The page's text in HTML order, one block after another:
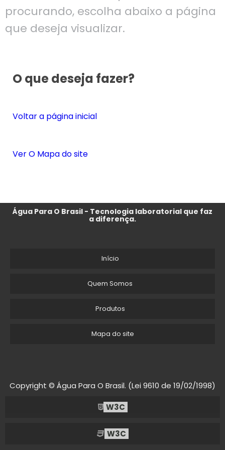
procurando, escolha abaixo a página
que deseja visualizar.
O que deseja fazer?
Voltar a página inicial
Ver O Mapa do site
Água Para O Brasil - Tecnologia laboratorial que faz
a diferença.
Início
Quem Somos
Produtos
Mapa do site
Copyright © Água Para O Brasil. (Lei 9610 de 19/02/1998)
W3C
W3C